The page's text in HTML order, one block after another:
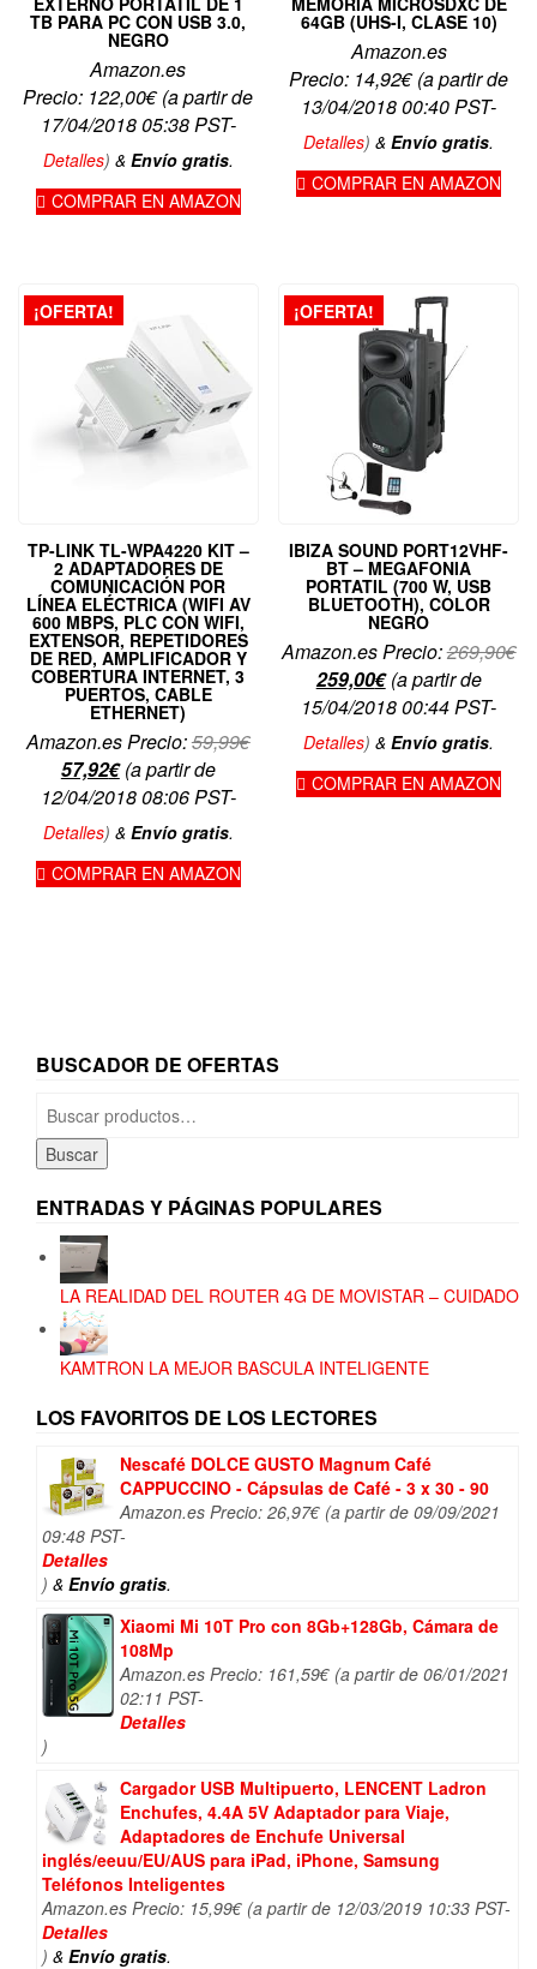
TB PARA PC CON USB 3.0,
NEGRO
Amazon.es
Precio: 122,00€(a partir de
17/04/2018 05:38 PST-
Detalles) & Envío gratis.
COMPRAR EN AMAZON
64GB (UHS-I, CLASE 10)
Amazon.es
Precio: 14,92€(a partir de
13/04/2018 00:40 PST-
Detalles)&Envío gratis.
COMPRAR EN AMAZON
¡OFERTA!
TP-LINK TL-WPA4220 KIT –
2 ADAPTADORES DE
COMUNICACIÓN POR
LÍNEA ELÉCTRICA (WIFI AV
600 MBPS, PLC CON WIFI,
EXTENSOR, REPETIDORES
DE RED, AMPLIFICADOR Y
COBERTURA INTERNET, 3
PUERTOS, CABLE
ETHERNET)
Amazon.es Precio:59,99€El
precio
original
57,92€El
precio
actual
57,92€.
(a partir de
12/04/2018 08:06 PST-
Detalles) & Envío gratis.
COMPRAR EN AMAZON
¡OFERTA!
IBIZA SOUND PORT12VHF-
BT – MEGAFONIA
PORTATIL (700 W, USB
BLUETOOTH), COLOR
NEGRO
Amazon.es Precio:269,90€El
259,00€El
precio
actual
259,00€.
(a partir de
15/04/2018 00:44 PST-
Detalles)&Envío gratis.
COMPRAR EN AMAZON
BUSCADOR DE OFERTAS
por:
Buscar
ENTRADAS Y PÁGINAS POPULARES
LA REALIDAD DEL ROUTER 4G DE MOVISTAR – CUIDADO
KAMTRON LA MEJOR BASCULA INTELIGENTE
LOS FAVORITOS DE LOS LECTORES
Nescafé DOLCE GUSTO Magnum Café
CAPPUCCINO - Cápsulas de Café - 3 x 30 - 90
Amazon.es Precio: 26,97€ (a partir de 09/09/2021
09:48 PST-
Detalles
) & Envío gratis.
Xiaomi Mi 10T Pro con 8Gb+128Gb, Cámara de
108Mp
Amazon.es Precio: 161,59€ (a partir de 06/01/2021
02:11 PST-
Detalles
)
Cargador USB Multipuerto, LENCENT Ladron
Enchufes, 4.4A 5V Adaptador para Viaje,
Adaptadores de Enchufe Universal
inglés/eeuu/EU/AUS para iPad, iPhone, Samsung
Teléfonos Inteligentes
Amazon.es Precio: 15,99€ (a partir de 12/03/2019 10:33 PST-
Detalles
) & Envío gratis.